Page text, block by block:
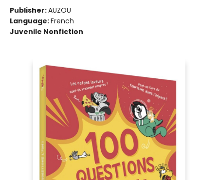
Publisher:AUZOU
Language:French
Juvenile Nonfiction